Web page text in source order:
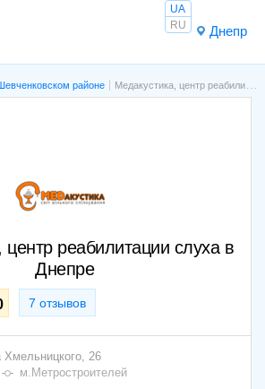
Днепр
UA
RU
районе Медакустика, центр реабилитации слуха в Днепре
центр реабилитации слуха в
Днепре
7 отзывов
Хмельницкого, 26
м.Метростроителей